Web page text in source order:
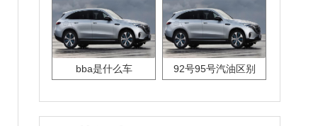
bba是什么车 92号95号汽油区别